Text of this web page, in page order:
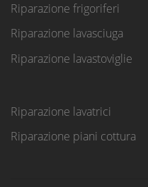
Riparazione frigoriferi
Riparazione lavasciuga
Riparazione lavastoviglie
Riparazione lavatrici
Riparazione piani cottura